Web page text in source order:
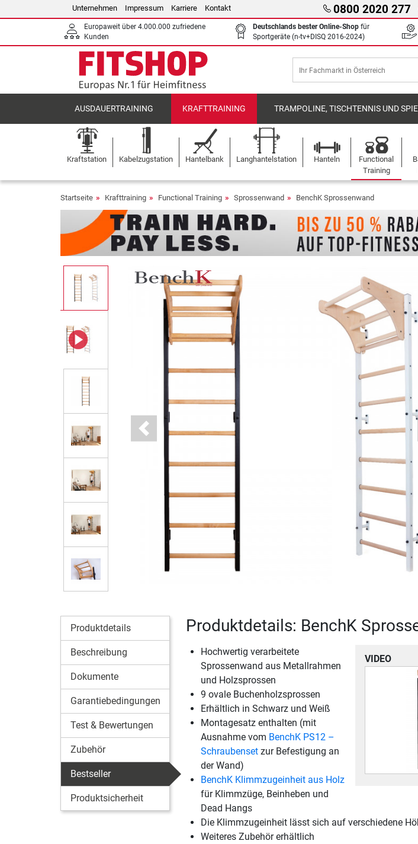
Unternehmen Impressum Karriere Kontakt 0800 2020 277
Europaweit über 4.000.000 zufriedene
Kunden
Deutschlands bester Online-Shop für
Sportgeräte (n-tv+DISQ 2016-2024)
AUSDAUERTRAINING KRAFTTRAINING TRAMPOLINE, TISCHTENNIS UND
Kraftstation Kabelzugstation Hantelbank Langhantelstation Hanteln
Functional
Training
Startseite Krafttraining Functional Training Sprossenwand BenchK Sprossenwand
Previous
Produktdetails
Beschreibung
Dokumente
Garantiebedingungen
Test & Bewertungen
Zubehör
Bestseller
Produktsicherheit
Produktdetails: BenchK
VIDEO
Hochwertig verarbeitete
Sprossenwand aus Metallrahmen
und Holzsprossen
9 ovale Buchenholzsprossen
Erhältlich in Schwarz und Weiß
Montagesatz enthalten (mit
Ausnahme vom BenchK PS12 –
Schraubensetzur Befestigung an
der Wand)
BenchK Klimmzugeinheit aus Holz
für Klimmzüge, Beinheben und
Dead Hangs
Die Klimmzugeinheit lässt sich auf verschiedene
Weiteres Zubehör erhältlich